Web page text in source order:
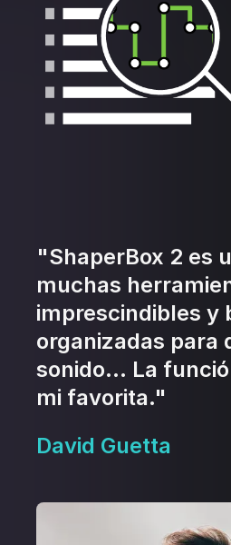
"ShaperBox 2 es
muchas
imprescindibles y
organizadas para
sonido… La
mi favorita."
David Guetta